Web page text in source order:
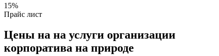
15%
Прайс лист
Цены на на услуги организации
корпоратива на природе